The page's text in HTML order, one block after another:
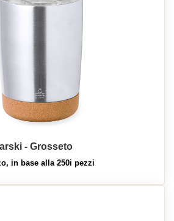
- Grosseto
in base alla 250i pezzi